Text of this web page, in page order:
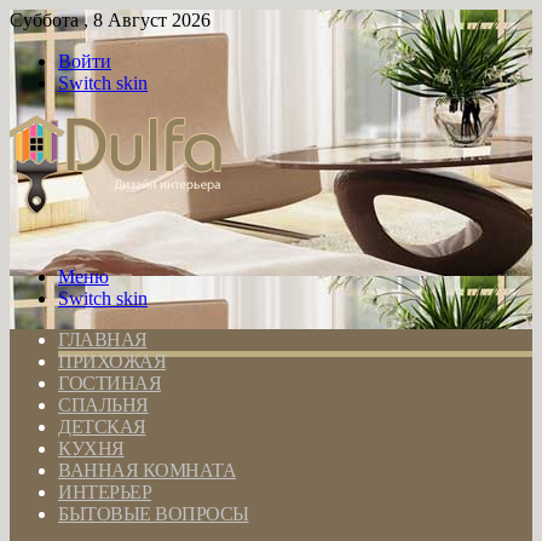
Суббота , 8 Август 2026
Войти
Switch skin
Меню
Switch skin
ГЛАВНАЯ
ПРИХОЖАЯ
ГОСТИНАЯ
СПАЛЬНЯ
ДЕТСКАЯ
КУХНЯ
ВАННАЯ КОМНАТА
ИНТЕРЬЕР
БЫТОВЫЕ ВОПРОСЫ